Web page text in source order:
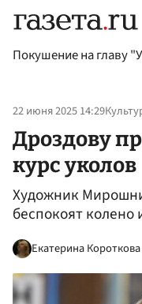
Покушение на главу
22 июня 2025 14:29
Дроздову
курс уколов
Художник
беспокоят колено
Екатерина Короткова